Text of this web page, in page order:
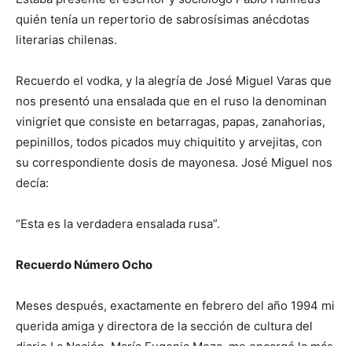
quién tenía un repertorio de sabrosísimas anécdotas
literarias chilenas.
Recuerdo el vodka, y la alegría de José Miguel Varas que
nos presentó una ensalada que en el ruso la denominan
vinigriet que consiste en betarragas, papas, zanahorias,
pepinillos, todos picados muy chiquitito y arvejitas, con
su correspondiente dosis de mayonesa. José Miguel nos
decía:
“Esta es la verdadera ensalada rusa”.
Recuerdo Número Ocho
Meses después, exactamente en febrero del año 1994 mi
querida amiga y directora de la sección de cultura del